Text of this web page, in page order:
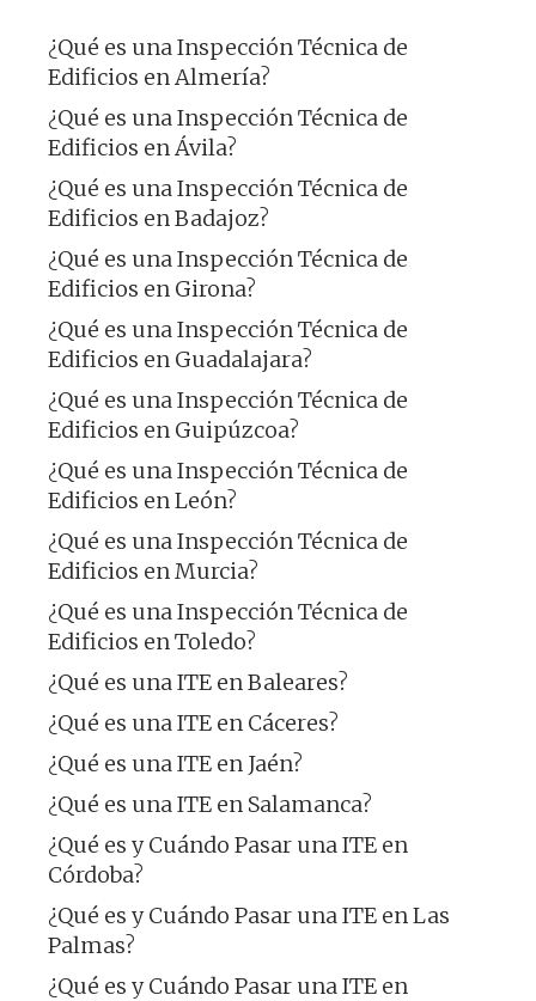
¿Qué es una Inspección Técnica de
Edificios en Almería?
¿Qué es una Inspección Técnica de
Edificios en Ávila?
¿Qué es una Inspección Técnica de
Edificios en Badajoz?
¿Qué es una Inspección Técnica de
Edificios en Girona?
¿Qué es una Inspección Técnica de
Edificios en Guadalajara?
¿Qué es una Inspección Técnica de
Edificios en Guipúzcoa?
¿Qué es una Inspección Técnica de
Edificios en León?
¿Qué es una Inspección Técnica de
Edificios en Murcia?
¿Qué es una Inspección Técnica de
Edificios en Toledo?
¿Qué es una ITE en Baleares?
¿Qué es una ITE en Cáceres?
¿Qué es una ITE en Jaén?
¿Qué es una ITE en Salamanca?
¿Qué es y Cuándo Pasar una ITE en
Córdoba?
¿Qué es y Cuándo Pasar una ITE en Las
Palmas?
¿Qué es y Cuándo Pasar una ITE en